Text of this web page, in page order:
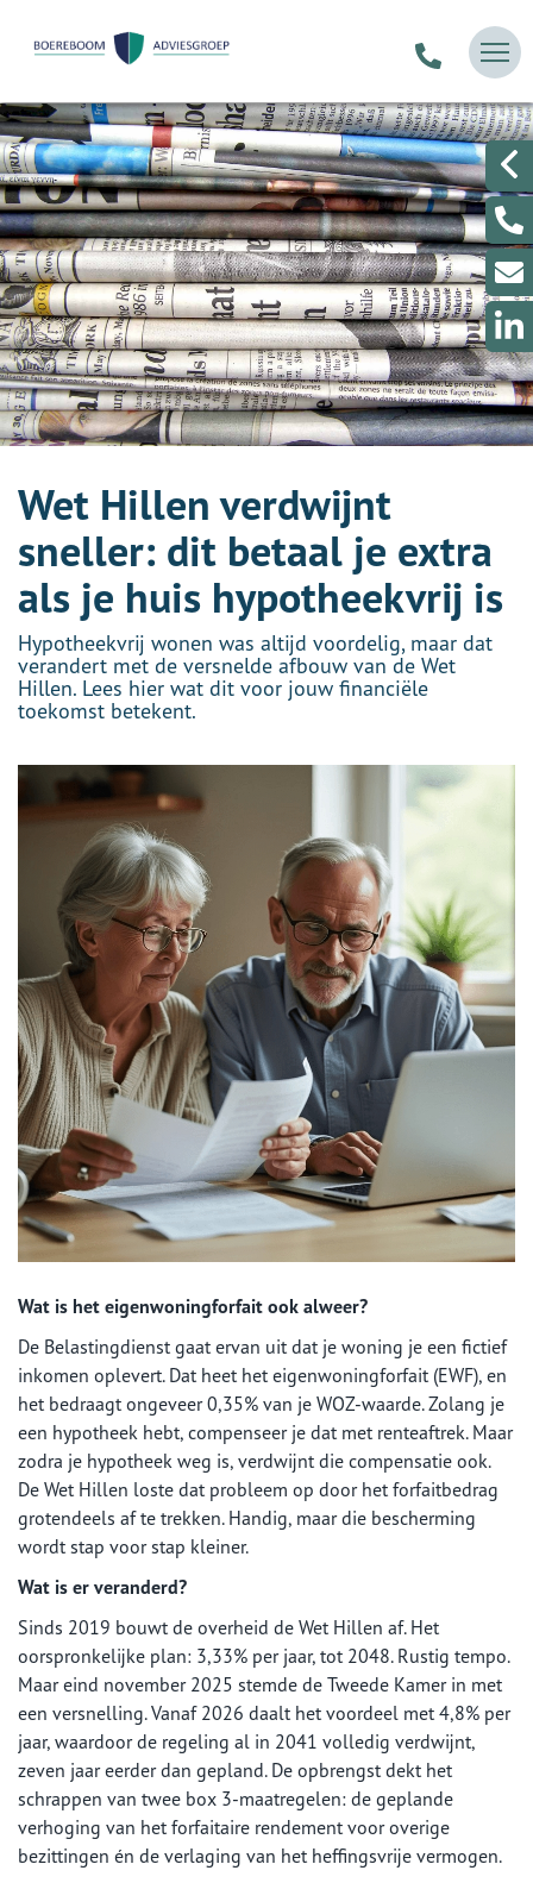
Wet Hillen verdwijnt
sneller: dit betaal je extra
als je huis hypotheekvrij is
Hypotheekvrij wonen was altijd voordelig, maar dat
verandert met de versnelde afbouw van de Wet
Hillen. Lees hier wat dit voor jouw financiële
toekomst betekent.
Wat is het eigenwoningforfait ook alweer?
De Belastingdienst gaat ervan uit dat je woning je een fictief
inkomen oplevert. Dat heet het eigenwoningforfait (EWF), en
het bedraagt ongeveer 0,35% van je WOZ-waarde. Zolang je
een hypotheek hebt, compenseer je dat met renteaftrek. Maar
zodra je hypotheek weg is, verdwijnt die compensatie ook.
De Wet Hillen loste dat probleem op door het forfaitbedrag
grotendeels af te trekken. Handig, maar die bescherming
wordt stap voor stap kleiner.
Wat is er veranderd?
Sinds 2019 bouwt de overheid de Wet Hillen af. Het
oorspronkelijke plan: 3,33% per jaar, tot 2048. Rustig tempo.
Maar eind november 2025 stemde de Tweede Kamer in met
een versnelling. Vanaf 2026 daalt het voordeel met 4,8% per
jaar, waardoor de regeling al in 2041 volledig verdwijnt,
zeven jaar eerder dan gepland. De opbrengst dekt het
schrappen van twee box 3-maatregelen: de geplande
verhoging van het forfaitaire rendement voor overige
bezittingen én de verlaging van het heffingsvrije vermogen.